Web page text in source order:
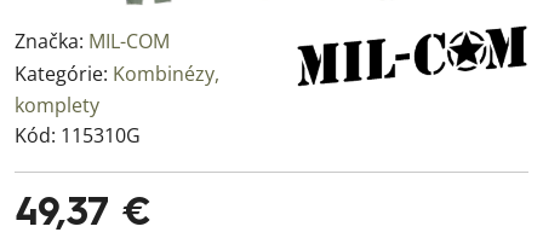
Značka: MIL-COM
Kategórie: Kombinézy,
komplety
Kód: 115310G
49,37 €